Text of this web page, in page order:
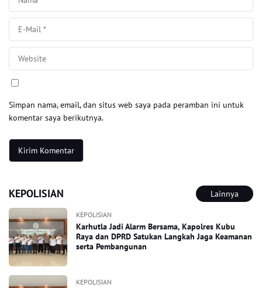
Simpan nama, email, dan situs web saya pada peramban ini untuk
komentar saya berikutnya.
KEPOLISIAN Lainnya
KEPOLISIAN
Karhutla Jadi Alarm Bersama, Kapolres Kubu
Raya dan DPRD Satukan Langkah Jaga Keamanan
serta Pembangunan
KEPOLISIAN